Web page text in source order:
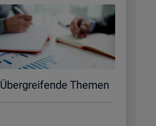
Über­grei­fen­de The­men